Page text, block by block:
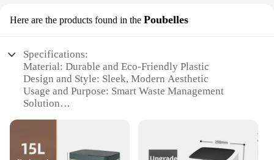
Here are the products found in the Poubelles
Specifications:
Material: Durable and Eco-Friendly Plastic
Design and Style: Sleek, Modern Aesthetic
Usage and Purpose: Smart Waste Management
Solution
Shape or Size or Weight or Quantity: Available in
Various Sizes to Suit Different Needs